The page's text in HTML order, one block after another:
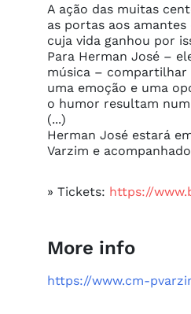
A ação das muitas
as portas aos
cuja vida ganhou por
Para Herman José –
música – compartilhar
uma emoção e uma
o humor resultam
(...)
Herman José estará
Varzim e
» Tickets: https://
More info
https://www.cm-